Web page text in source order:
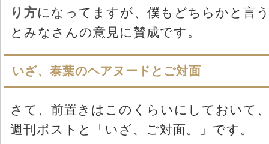
り方になってますが、僕もどちらかと言
とみなさんの意見に賛成です。
いざ、泰葉のヘアヌードとご対面
さて、前置きはこのくらいにしておいて
週刊ポストと「いざ、ご対面。」です。